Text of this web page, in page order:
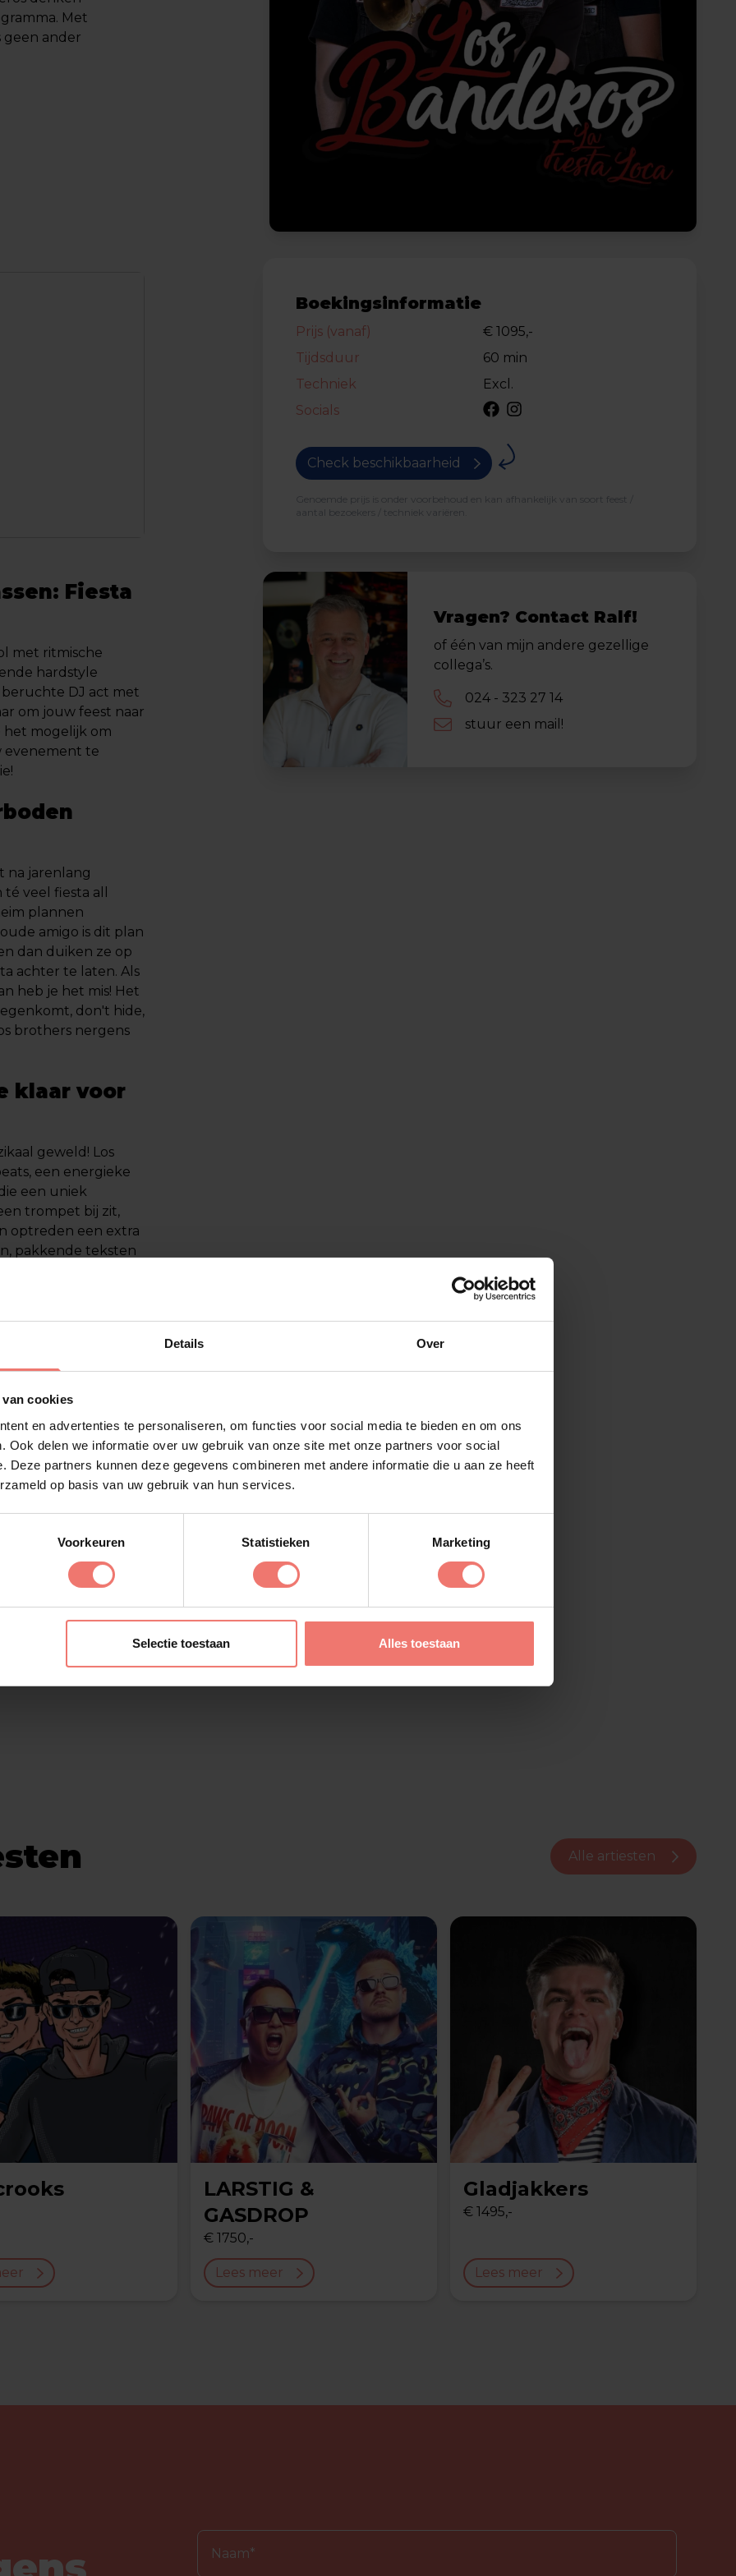
Details Over
cookies
en advertenties te personaliseren, om functies voor social media te bieden en om ons
Ook delen we informatie over uw gebruik van onze site met onze partners voor social
Deze partners kunnen deze gegevens combineren met andere informatie die u aan ze heeft
op basis van uw gebruik van hun services.
Voorkeuren Statistieken Marketing
Selectie toestaan Alles toestaan
Met
geen ander
Fiesta
met ritmische
hardstyle
beruchte DJ act met
om jouw feest naar
het mogelijk om
evenement te
na jarenlang
veel fiesta all
plannen
amigo is dit plan
dan duiken ze op
achter te laten. Als
heb je het mis! Het
don't hide,
brothers nergens
klaar voor
geweld! Los
een energieke
een uniek
trompet bij zit,
optreden een extra
pakkende teksten
die jouw
van de
worden, vormen
verlegt. De
en geschikt
energie weten ze
om Los Banderos
unieke combinatie
van een
dansvloer, staan
Vamos a la fiesta!
Boekingsinformatie
Prijs (vanaf)
€ 1095,-
Tijdsduur
60 min
Techniek
Excl.
Socials
Check beschikbaarheid
Genoemde prijs is onder voorbehoud en kan afhankelijk van soort feest /
aantal bezoekers / techniek variëren.
Vragen? Contact Ralf!
of één van mijn andere gezellige
collega’s.
024 - 323 27 14
stuur een mail!
Alle artiesten
LARSTIG &
GASDROP
€ 1750,-
Lees meer
Gladjakkers
€ 1495,-
Lees meer